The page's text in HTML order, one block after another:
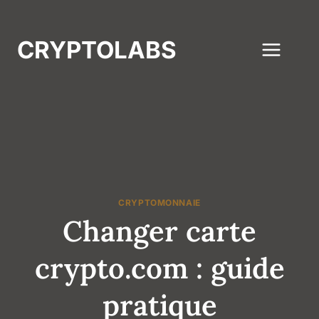
contenu
CRYPTOLABS
CRYPTOMONNAIE
Changer carte
crypto.com : guide
pratique